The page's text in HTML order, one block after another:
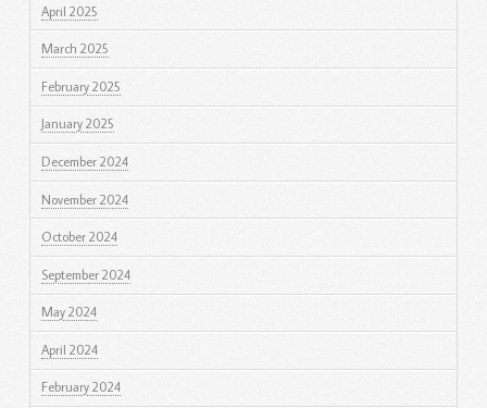
April 2025
March 2025
February 2025
January 2025
December 2024
November 2024
October 2024
September 2024
May 2024
April 2024
February 2024